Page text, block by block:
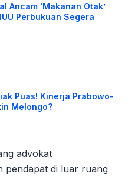
Ancam ‘Makanan Otak’
Perbukuan Segera
Puas! Kinerja Prabowo-
Melongo?
advokat
pendapat di luar ruang